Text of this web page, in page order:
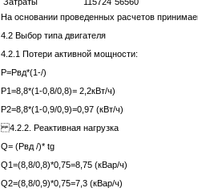
На основании проведенных расчетов
4.2 Выбор типа двигателя
4.2.1 Потери активной мощности:
Р=Рвд*(1-/)
Р1=8,8*(1-0,8/0,8)= 2,2кВт/ч)
Р2=8,8*(1-0,9/0,9)=0,97 (кВт/ч)
4.2.2. Реактивная нагрузка
Q= (Рвд /)* tg
Q1=(8,8/0,8)*0,75=8,75 (кВар/ч)
Q2=(8,8/0,9)*0,75=7,3 (кВар/ч)